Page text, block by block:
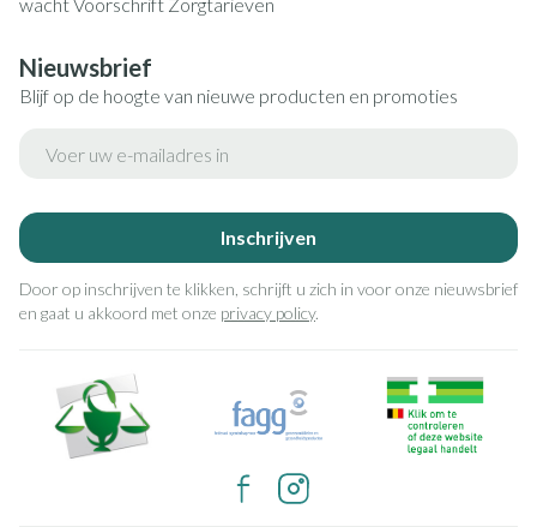
Nieuwsbrief
Blijf op de hoogte van nieuwe producten en promoties
Inschrijven
Door op inschrijven te klikken, schrijft u zich in voor onze nieuwsbrief
en gaat u akkoord met onze privacy policy.